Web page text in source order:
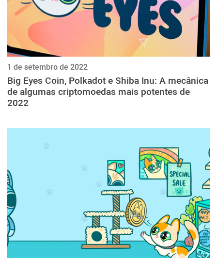
1 de setembro de 2022
Big Eyes Coin, Polkadot e Shiba Inu: A mecânica
de algumas criptomoedas mais potentes de
2022